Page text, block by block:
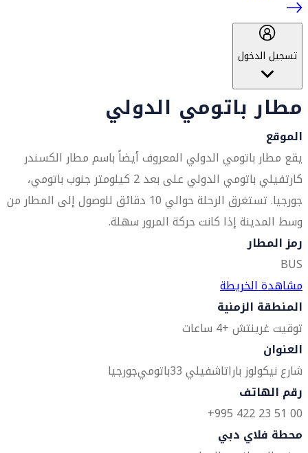
تسجيل الدخول
مطار باتومي الدولي
الموقع
يقع مطار باتومي الدولي المعروف أيضاً باسم مطار الكسندر
كارتفيلي باتومي الدولي على بعد 2 كيلومتر جنوب باتومي،
جورجيا. تستغرق الرحلة حوالي 10 دقائق للوصول إلى المطار من
وسط المدينة إذا كانت حركة المرور سهلة.
رمز المطار
BUS
مشاهدة الخريطة
المنطقة الزمنية
توقيت غرينتش +4 ساعات
العنوان
شارع نيكولوز باراتاشفيلي 33
باتوميجورجيا
رقم الهاتف
00 51 23 422 995+
محطة فلاي دبي